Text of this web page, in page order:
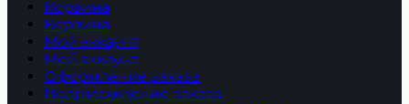
Корзина
Корзина
Мой аккаунт
Мой аккаунт
Оформление заказа
Подтверждение заказа